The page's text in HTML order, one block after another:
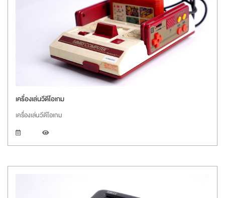
เครื่องเล่นวีดีโอเกม
เครื่องเล่นวีดีโอเกม